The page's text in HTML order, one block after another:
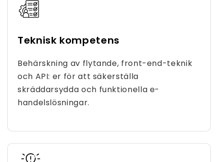
Teknisk kompetens
Behärskning av flytande, front-end-teknik
och API: er för att säkerställa
skräddarsydda och funktionella e-
handelslösningar.